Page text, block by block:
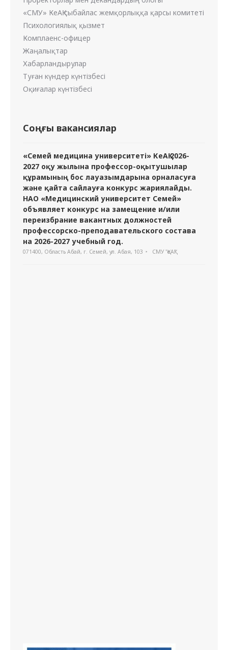
«СМУ» КеАҚ сыбайлас жемқорлыққа қарсы комитеті
Психологиялық қызмет
Комплаенс-офицер
Жаңалықтар
Хабарландырулар
Туған күндер күнтізбесі
Оқиғалар күнтізбесі
Соңғы вакансиялар
«Семей медицина университеті» КеАҚ 2026-
2027 оқу жылына профессор-оқытушылар
құрамының бос лауазымдарына орналасуға
және қайта сайлауға конкурс жариялайды.
НАО «Медицинский университет Семей»
объявляет конкурс на замещение и/или
переизбрание вакантных должностей
профессорско-преподавательского состава
на 2026-2027 учебный год.
071400, Область Абай, г. Семей, ул. Абая, 103 СМУ "ҚеАҚ"